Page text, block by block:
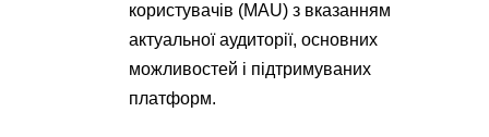
користувачів (MAU) з вказанням
актуальної аудиторії, основних
можливостей і підтримуваних
платформ.